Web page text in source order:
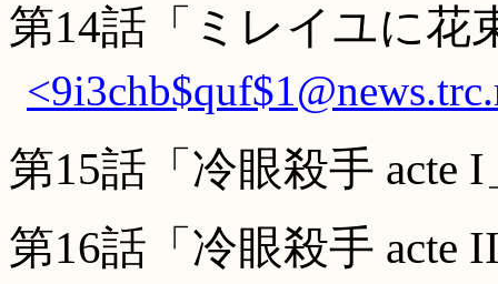
第14話「ミレイユに花
第15話「冷眼殺手 acte I
第16話「冷眼殺手 acte